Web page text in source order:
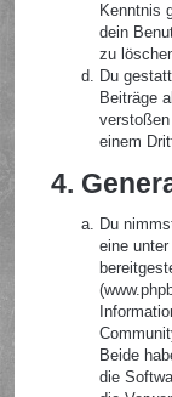
Kenntnis
dein
zu
Du
Beiträge
einem
4.
Du
eine
Beide
die